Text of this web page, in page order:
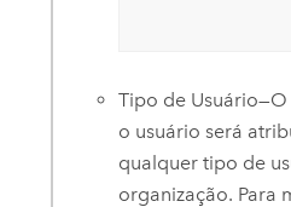
Tipo de
o usuário será
qualquer tipo de
organização. Para